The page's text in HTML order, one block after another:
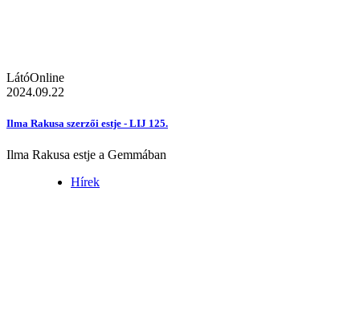
LátóOnline
2024.09.22
Ilma Rakusa szerzői estje - LIJ 125.
Ilma Rakusa estje a Gemmában
Hírek